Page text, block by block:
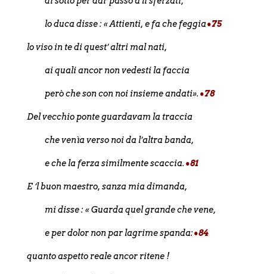
lo duca disse : « Attienti, e fa che feggia•75
lo viso in te di quest’ altri mal nati,
ai quali ancor non vedesti la faccia
però che son con noi insieme andati». •78
Del vecchio ponte guardavam la traccia
che venìa verso noi da l’altra banda,
e che la ferza similmente scaccia. •81
E ‘l buon maestro, sanza mia dimanda,
mi disse : « Guarda quel grande che vene,
e per dolor non par lagrime spanda:•84
quanto aspetto reale ancor ritene !